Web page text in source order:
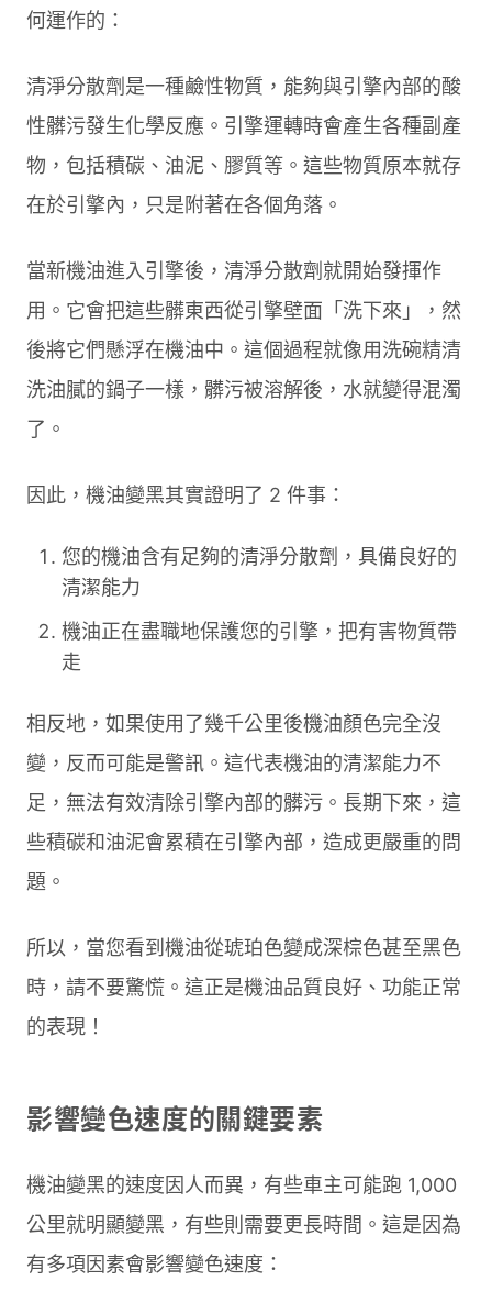
何運作的：
清淨分散劑是一種鹼性物質，能夠與引擎內部的酸
性髒污發生化學反應。引擎運轉時會產生各種副產
物，包括積碳、油泥、膠質等。這些物質原本就存
在於引擎內，只是附著在各個角落。
當新機油進入引擎後，清淨分散劑就開始發揮作
用。它會把這些髒東西從引擎壁面「洗下來」，然
後將它們懸浮在機油中。這個過程就像用洗碗精清
洗油膩的鍋子一樣，髒污被溶解後，水就變得混濁
了。
因此，機油變黑其實證明了 2 件事：
您的機油含有足夠的清淨分散劑，具備良好的
清潔能力
機油正在盡職地保護您的引擎，把有害物質帶
走
相反地，如果使用了幾千公里後機油顏色完全沒
變，反而可能是警訊。這代表機油的清潔能力不
足，無法有效清除引擎內部的髒污。長期下來，這
些積碳和油泥會累積在引擎內部，造成更嚴重的問
題。
所以，當您看到機油從琥珀色變成深棕色甚至黑色
時，請不要驚慌。這正是機油品質良好、功能正常
的表現！
影響變色速度的關鍵要素
機油變黑的速度因人而異，有些車主可能跑 1,000
公里就明顯變黑，有些則需要更長時間。這是因為
有多項因素會影響變色速度：